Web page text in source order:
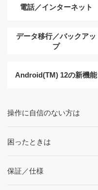
電話／インターネット
データ移行／バックアッ
プ
Android(TM) 12の新機能
操作に自信のない方は
困ったときは
保証／仕様